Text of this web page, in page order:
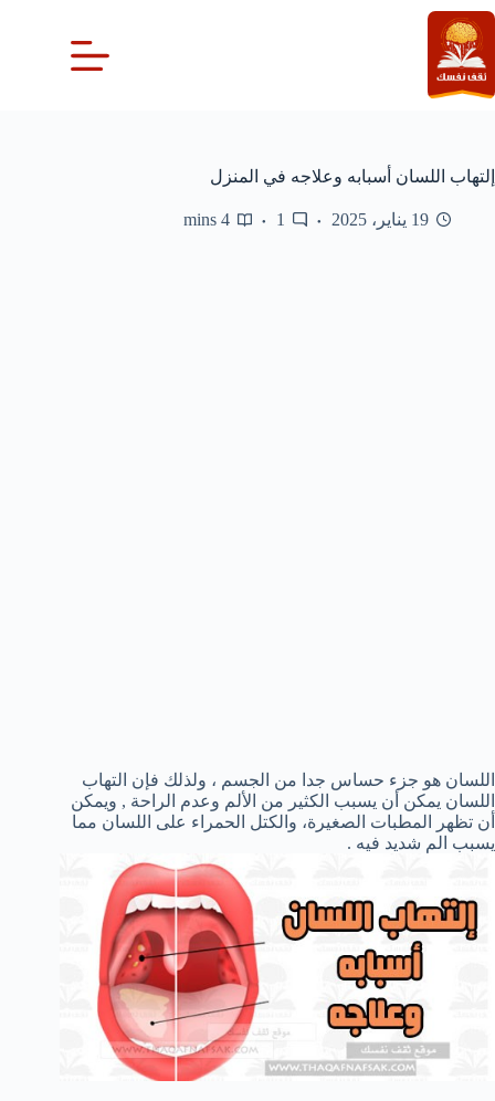
التجاوز
إلى
المحتوى
إلتهاب اللسان أسبابه وعلاجه في المنزل
19 يناير، 2025 1
4 mins
اللسان هو جزء حساس جدا من الجسم ، ولذلك فإن التهاب
اللسان يمكن أن يسبب الكثير من الألم وعدم الراحة , ويمكن
أن تظهر المطبات الصغيرة، والكتل الحمراء على اللسان مما
يسبب الم شديد فيه .